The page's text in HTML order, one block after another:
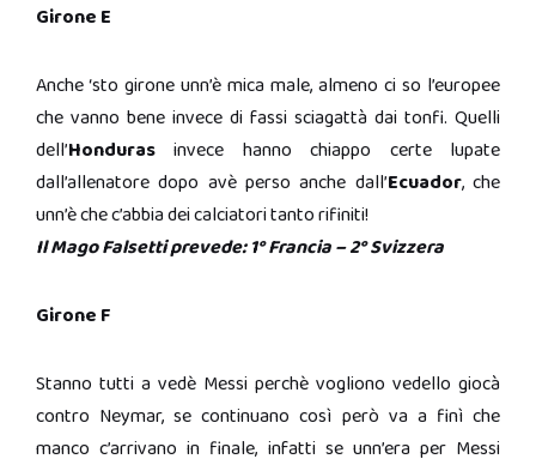
Girone E
Anche ‘sto girone unn’è mica male, almeno ci so l’europee
che vanno bene invece di fassi sciagattà dai tonfi. Quelli
dell’Honduras invece hanno chiappo certe lupate
dall’allenatore dopo avè perso anche dall’Ecuador, che
unn’è che c’abbia dei calciatori tanto rifiniti!
Il Mago Falsetti prevede: 1° Francia – 2° Svizzera
Girone F
Stanno tutti a vedè Messi perchè vogliono vedello giocà
contro Neymar, se continuano così però va a finì che
manco c’arrivano in finale, infatti se unn’era per Messi